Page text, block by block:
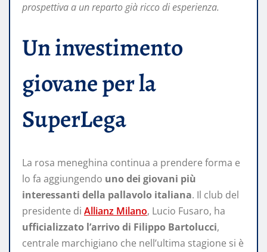
prospettiva a un reparto già ricco di esperienza.
Un investimento
giovane per la
SuperLega
La rosa meneghina continua a prendere forma e
lo fa aggiungendo uno dei giovani più
interessanti della pallavolo italiana. Il club del
presidente di Allianz Milano, Lucio Fusaro, ha
ufficializzato l’arrivo di Filippo Bartolucci,
centrale marchigiano che nell’ultima stagione si è